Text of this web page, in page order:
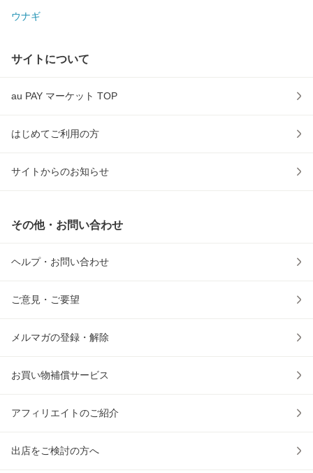
ウナギ
サイトについて
au PAY マーケット TOP
はじめてご利用の方
サイトからのお知らせ
その他・お問い合わせ
ヘルプ・お問い合わせ
ご意見・ご要望
メルマガの登録・解除
お買い物補償サービス
アフィリエイトのご紹介
出店をご検討の方へ